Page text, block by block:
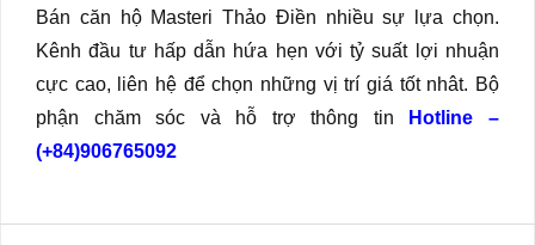
Bán căn hộ Masteri Thảo Điền nhiều sự lựa chọn.
Kênh đầu tư hấp dẫn hứa hẹn với tỷ suất lợi nhuận
cực cao, liên hệ để chọn những vị trí giá tốt nhât. Bộ
phận chăm sóc và hỗ trợ thông tin
Hotline –
(+84)906765092